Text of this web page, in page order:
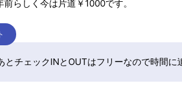
らしく今は片道￥1000です。
とチェックINとOUTはフリーなので時間に